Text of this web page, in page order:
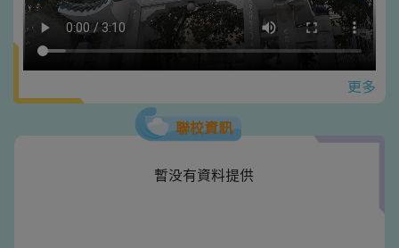
更多
聯校資訊
暫没有資料提供